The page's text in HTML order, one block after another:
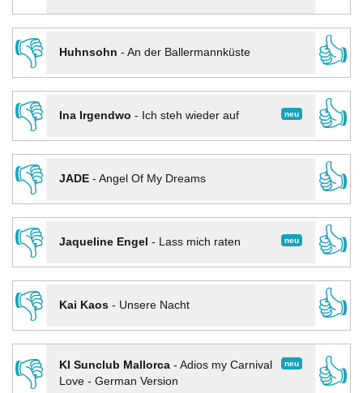
👎
Huhnsohn - An der Ballermannküste
👍
👎
neu
Ina Irgendwo - Ich steh wieder auf
👍
👎
JADE- Angel Of My Dreams
👍
👎
neu
Jaqueline Engel - Lass mich raten
👍
👎
Kai Kaos- Unsere Nacht
👍
👎
neu
KI Sunclub Mallorca- Adios my Carnival
Love - German Version
👍